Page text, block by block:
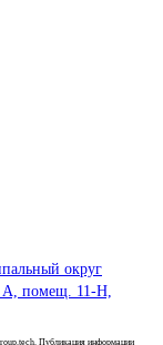
округ
А, помещ. 11-Н,
Публикация информации